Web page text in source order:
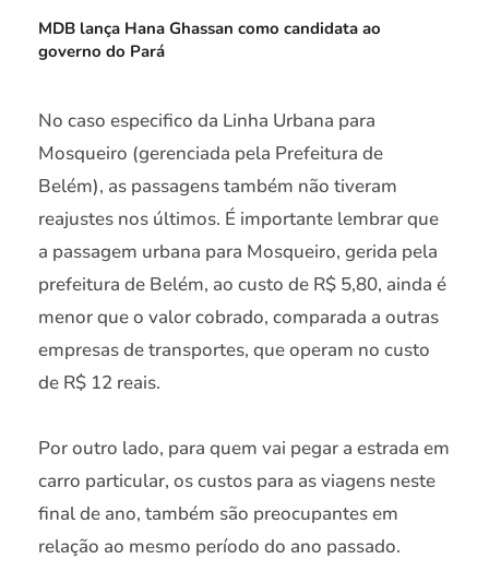
MDB lança Hana Ghassan como candidata ao
governo do Pará
No caso especifico da Linha Urbana para
Mosqueiro (gerenciada pela Prefeitura de
Belém), as passagens também não tiveram
reajustes nos últimos. É importante lembrar que
a passagem urbana para Mosqueiro, gerida pela
prefeitura de Belém, ao custo de R$ 5,80, ainda é
menor que o valor cobrado, comparada a outras
empresas de transportes, que operam no custo
de R$ 12 reais.
Por outro lado, para quem vai pegar a estrada em
carro particular, os custos para as viagens neste
final de ano, também são preocupantes em
relação ao mesmo período do ano passado.